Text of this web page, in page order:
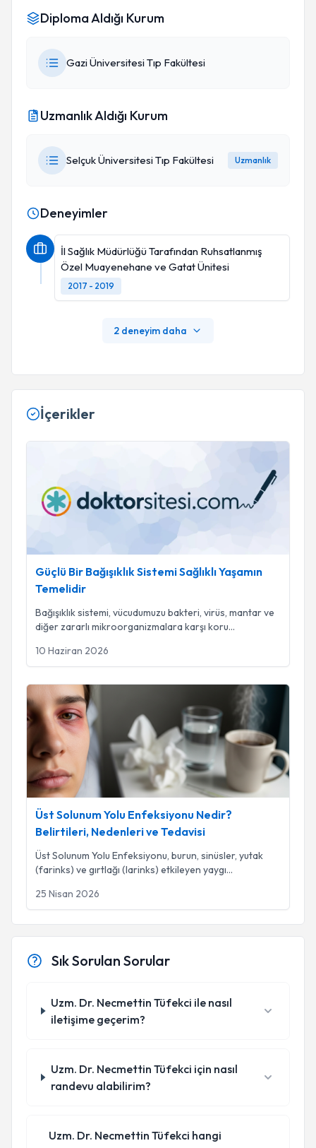
Diploma Aldığı Kurum
Gazi Üniversitesi Tıp Fakültesi
Uzmanlık Aldığı Kurum
Selçuk Üniversitesi Tıp Fakültesi Uzmanlık
Deneyimler
İl Sağlık Müdürlüğü Tarafından Ruhsatlanmış
Özel Muayenehane ve Gatat Ünitesi
2017 - 2019
2 deneyim daha
İçerikler
Güçlü Bir Bağışıklık Sistemi Sağlıklı Yaşamın
Temelidir
Bağışıklık sistemi, vücudumuzu bakteri, virüs, mantar ve
diğer zararlı mikroorganizmalara karşı koru...
10 Haziran 2026
Üst Solunum Yolu Enfeksiyonu Nedir? Belirtileri, Nedenleri
Üst Solunum Yolu Enfeksiyonu Nedir?
Belirtileri, Nedenleri ve Tedavisi
Üst Solunum Yolu Enfeksiyonu, burun, sinüsler, yutak
(farinks) ve gırtlağı (larinks) etkileyen yaygı...
25 Nisan 2026
Sık Sorulan Sorular
Uzm. Dr. Necmettin Tüfekci ile nasıl
iletişime geçerim?
Uzm. Dr. Necmettin Tüfekci için nasıl
randevu alabilirim?
Uzm. Dr. Necmettin Tüfekci hangi